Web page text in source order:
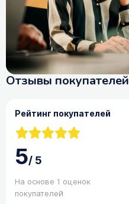
Отзывы покупателей
Рейтинг покупателей
5/5
На основе 1 оценок
покупателей